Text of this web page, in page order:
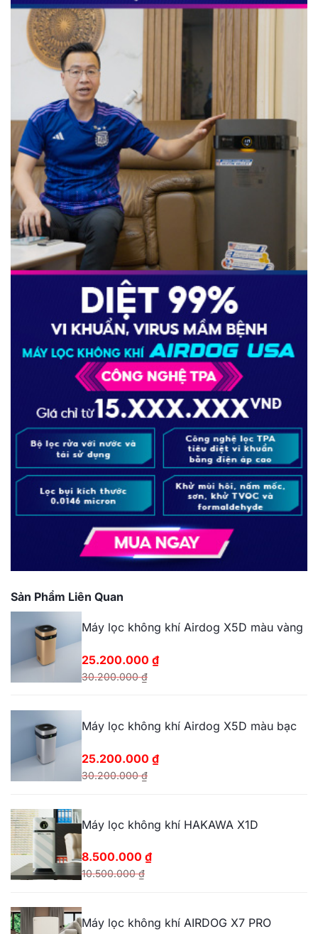
Sản Phẩm Liên Quan
Máy lọc không khí Airdog X5D màu vàng
30.200.000₫
gốc
là:
25.200.000 ₫
hiện
tại
25.200.000 ₫.
Máy lọc không khí Airdog X5D màu bạc
30.200.000₫
gốc
là:
25.200.000 ₫
hiện
tại
25.200.000 ₫.
Máy lọc không khí HAKAWA X1D
10.500.000₫
gốc
là:
8.500.000 ₫
hiện
tại
Máy lọc không khí AIRDOG X7 PRO